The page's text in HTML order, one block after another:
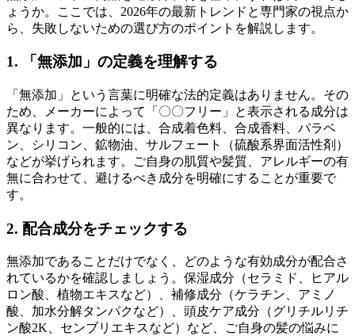
ょうか。ここでは、2026年の最新トレンドと専門家の視点か
ら、失敗しないための選び方のポイントを解説します。
1. 「無添加」の定義を理解する
「無添加」という言葉に明確な法的定義はありません。その
ため、メーカーによって「〇〇フリー」と表示される成分は
異なります。一般的には、合成着色料、合成香料、パラベ
ン、シリコン、鉱物油、サルフェート（硫酸系界面活性剤）
などが挙げられます。ご自身の肌質や髪質、アレルギーの有
無に合わせて、避けるべき成分を明確にすることが重要で
す。
2. 配合成分をチェックする
無添加であることだけでなく、どのような有効成分が配合さ
れているかを確認しましょう。保湿成分（セラミド、ヒアル
ロン酸、植物エキスなど）、補修成分（ケラチン、アミノ
酸、加水分解タンパクなど）、頭皮ケア成分（グリチルリチ
ン酸2K、センブリエキスなど）など、ご自身の髪の悩みに